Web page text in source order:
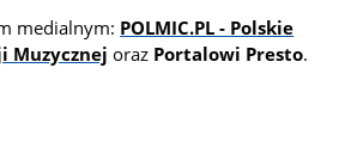
medialnym: POLMIC.PL - Polskie
Muzycznej oraz Portalowi Presto.